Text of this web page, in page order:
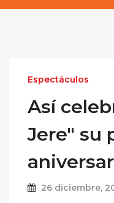
Espectáculos
Así
Jere" su
26 diciembre,